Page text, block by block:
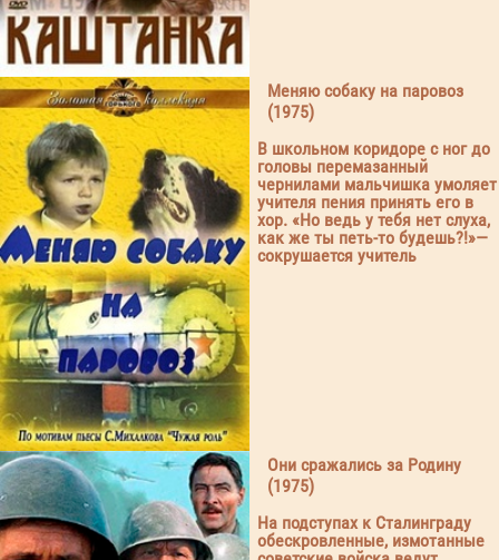
Меняю собаку на паровоз
(1975)
В школьном коридоре с ног до
головы перемазанный
чернилами мальчишка умоляет
учителя пения принять его в
хор. «Но ведь у тебя нет слуха,
как же ты петь-то будешь?!»—
сокрушается учитель
Они сражались за Родину
(1975)
На подступах к Сталинграду
обескровленные, измотанные